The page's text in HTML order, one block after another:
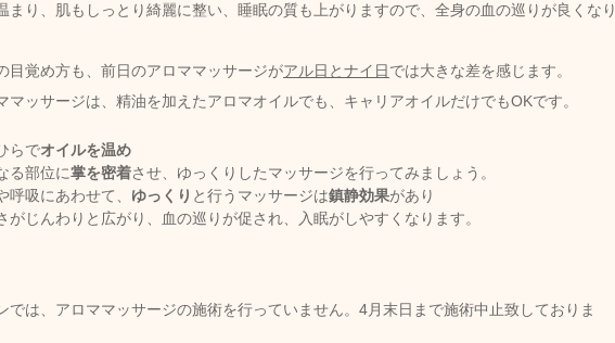
まり、肌もしっとり綺麗に整い、睡眠の質も上がりますので、 全身の血の巡りが良くなり
目覚め方も、前日のアロママッサージがアル日とナイ日では大きな差を感じます。
マッサージは、精油を加えたアロマオイルでも、キャリアオイルだけでもOKです。
らでオイルを温め
る部位に掌を密着させ、ゆっくりしたマッサージを行ってみましょう。
呼吸にあわせて、 ゆっくり と行うマッサージは鎮静効果があり
がじんわりと広がり、血の巡りが促され、入眠がしやすくなります。
では、アロママッサージの施術を行っていません。4月末日まで施術中止致しておりま